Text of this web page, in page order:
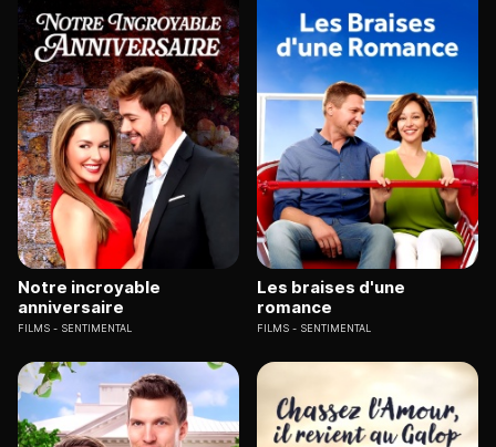
Notre incroyable
anniversaire
FILMS SENTIMENTAL
Les braises d'une
romance
FILMS SENTIMENTAL